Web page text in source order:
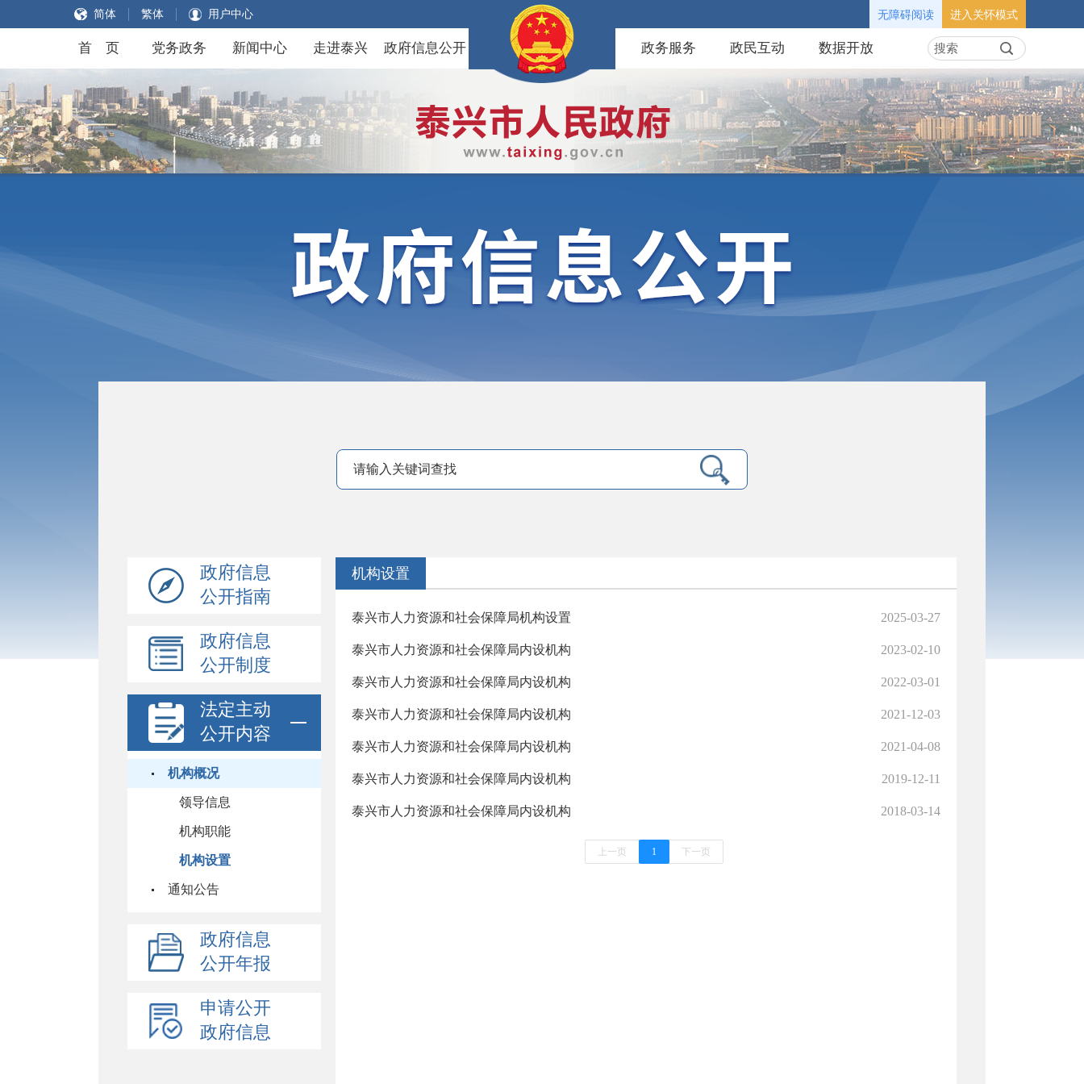
简体 繁体 用户中心 无障碍阅读 进入关怀模式
首 页 党务政务 新闻中心 走进泰兴 政府信息公开 政务服务 政民互动 数据开放
政府信息
公开指南
政府信息
公开制度
法定主动
公开内容
机构概况
领导信息
机构职能
机构设置
通知公告
政府信息
公开年报
申请公开
政府信息
机构设置
泰兴市人力资源和社会保障局机构设置 2025-03-27
泰兴市人力资源和社会保障局内设机构 2023-02-10
泰兴市人力资源和社会保障局内设机构 2022-03-01
泰兴市人力资源和社会保障局内设机构 2021-12-03
泰兴市人力资源和社会保障局内设机构 2021-04-08
泰兴市人力资源和社会保障局内设机构 2019-12-11
泰兴市人力资源和社会保障局内设机构 2018-03-14
上一页 1 下一页